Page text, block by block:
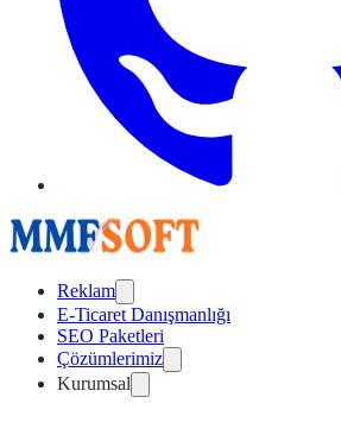
Reklam
E-Ticaret Danışmanlığı
SEO Paketleri
Çözümlerimiz
Kurumsal